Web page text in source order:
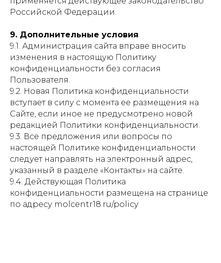
Российской Федерации.
9. Дополнительные условия
9.1. Администрация сайта вправе вносить
изменения в настоящую Политику
конфиденциальности без согласия
Пользователя.
9.2. Новая Политика конфиденциальности
вступает в силу с момента ее размещения на
Сайте, если иное не предусмотрено новой
редакцией Политики конфиденциальности.
9.3. Все предложения или вопросы по
настоящей Политике конфиденциальности
следует направлять на электронный адрес,
указанный в разделе «Контакты» на сайте.
9.4. Действующая Политика
конфиденциальности размещена на странице
по адресу molcentr18.ru/policy